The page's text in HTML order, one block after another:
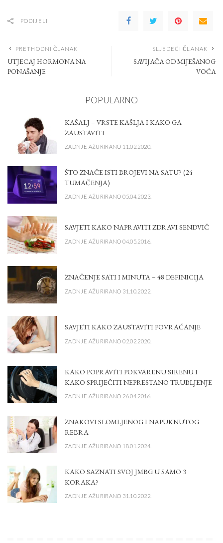
PODIJELI
PRETHODNI ČLANAK
UTJECAJ HORMONA NA
PONAŠANJE
SLJEDEĆI ČLANAK
SAVIJAČA OD MIJEŠANOG
VOĆA
POPULARNO
KAŠALJ – VRSTE KAŠLJA I KAKO GA
ZAUSTAVITI
ZADNJE AŽURIRANO 11.02.2020.
ŠTO ZNAČE ISTI BROJEVI NA SATU? (24
TUMAČENJA)
ZADNJE AŽURIRANO 05.04.2023.
SAVJETI KAKO NAPRAVITI ZDRAVI SENDVIČ
ZADNJE AŽURIRANO 04.05.2016.
ZNAČENJE SATI I MINUTA – 48 DEFINICIJA
ZADNJE AŽURIRANO 31.10.2022.
SAVJETI KAKO ZAUSTAVITI POVRAĆANJE
ZADNJE AŽURIRANO 02.02.2020.
KAKO POPRAVITI POKVARENU SIRENU I
KAKO SPRIJEČITI NEPRESTANO TRUBLJENJE
ZADNJE AŽURIRANO 26.04.2016.
ZNAKOVI SLOMLJENOG I NAPUKNUTOG
REBRA
ZADNJE AŽURIRANO 18.01.2024.
KAKO SAZNATI SVOJ JMBG U SAMO 3
KORAKA?
ZADNJE AŽURIRANO 31.10.2022.